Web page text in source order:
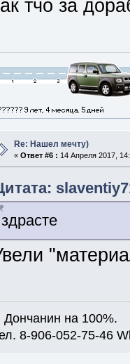
тчо за
Re: Нашел мечту)
«Ответ #6 : 14 Апреля 2017,
здрасте
Дончанин на 100%.
8-906-052-75-46